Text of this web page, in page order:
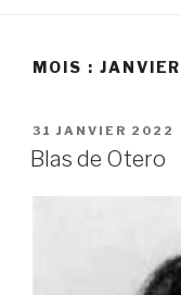
MOIS :
PUBLIÉ
LE
31 JANVIER 2022
Blas de Otero